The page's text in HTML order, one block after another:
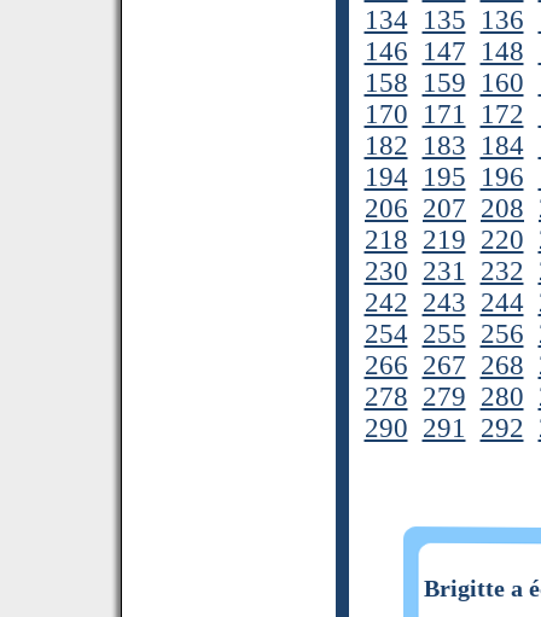
134 135 136
146 147 148
158 159 160
170 171 172
182 183 184
194 195 196
206 207 208
218 219 220
230 231 232
242 243 244
254 255 256
266 267 268
278 279 280
290 291 292
Brigitte a